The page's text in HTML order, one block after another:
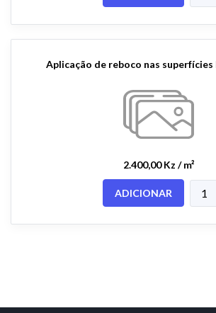
Aplicação de reboco nas
2.400,00 Kz / m²
ADICIONAR